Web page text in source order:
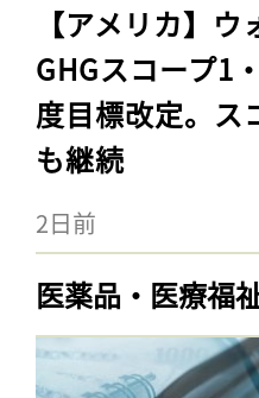
【アメリカ】ウ
GHGスコープ1
度目標改定。ス
も継続
2日前
医薬品・医療福